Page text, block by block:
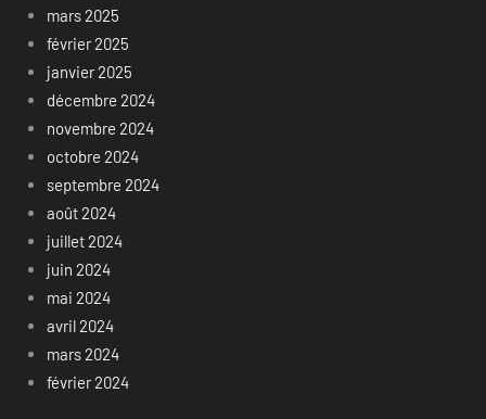
mars 2025
février 2025
janvier 2025
décembre 2024
novembre 2024
octobre 2024
septembre 2024
août 2024
juillet 2024
juin 2024
mai 2024
avril 2024
mars 2024
février 2024